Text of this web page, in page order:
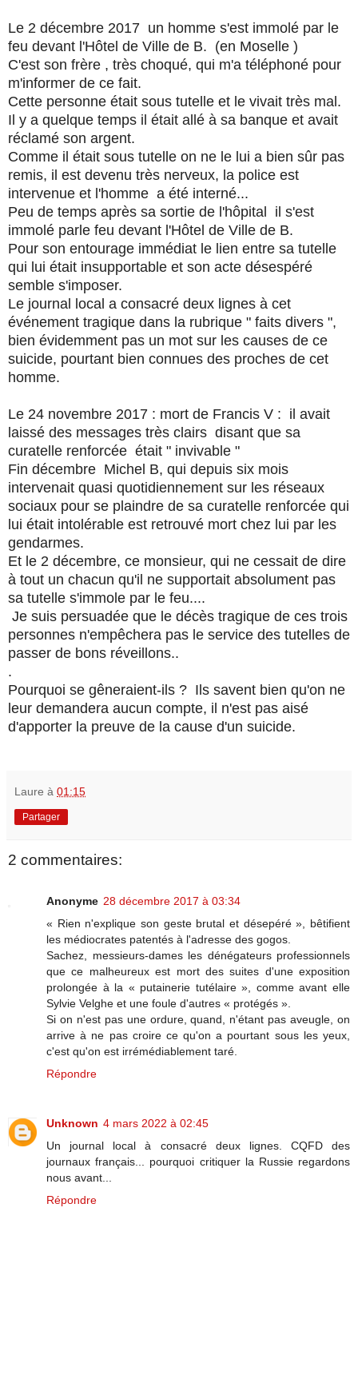
Le 2 décembre 2017 un homme s'est immolé par le
feu devant l'Hôtel de Ville de B. (en Moselle )
C'est son frère , très choqué, qui m'a téléphoné pour
m'informer de ce fait.
Cette personne était sous tutelle et le vivait très mal.
Il y a quelque temps il était allé à sa banque et avait
réclamé son argent.
Comme il était sous tutelle on ne le lui a bien sûr pas
remis, il est devenu très nerveux, la police est
intervenue et l'homme a été interné...
Peu de temps après sa sortie de l'hôpital il s'est
immolé parle feu devant l'Hôtel de Ville de B.
Pour son entourage immédiat le lien entre sa tutelle
qui lui était insupportable et son acte désespéré
semble s'imposer.
Le journal local a consacré deux lignes à cet
événement tragique dans la rubrique " faits divers ",
bien évidemment pas un mot sur les causes de ce
suicide, pourtant bien connues des proches de cet
homme.
Le 24 novembre 2017 : mort de Francis V : il avait
laissé des messages très clairs disant que sa
curatelle renforcée était " invivable "
Fin décembre Michel B, qui depuis six mois
intervenait quasi quotidiennement sur les réseaux
sociaux pour se plaindre de sa curatelle renforcée qui
lui était intolérable est retrouvé mort chez lui par les
gendarmes.
Et le 2 décembre, ce monsieur, qui ne cessait de dire
à tout un chacun qu'il ne supportait absolument pas
sa tutelle s'immole par le feu....
Je suis persuadée que le décès tragique de ces trois
personnes n'empêchera pas le service des tutelles de
passer de bons réveillons..
.
Pourquoi se gêneraient-ils ? Ils savent bien qu'on ne
leur demandera aucun compte, il n'est pas aisé
d'apporter la preuve de la cause d'un suicide.
Laure à 01:15
Partager
2 commentaires:
Anonyme 28 décembre 2017 à 03:34
« Rien n'explique son geste brutal et désepéré », bêtifient
les médiocrates patentés à l'adresse des gogos.
Sachez, messieurs-dames les dénégateurs professionnels
que ce malheureux est mort des suites d'une exposition
prolongée à la « putainerie tutélaire », comme avant elle
Sylvie Velghe et une foule d'autres « protégés ».
Si on n'est pas une ordure, quand, n'étant pas aveugle, on
arrive à ne pas croire ce qu'on a pourtant sous les yeux,
c'est qu'on est irrémédiablement taré.
Répondre
Unknown 4 mars 2022 à 02:45
Un journal local à consacré deux lignes. CQFD des
journaux français... pourquoi critiquer la Russie regardons
nous avant...
Répondre